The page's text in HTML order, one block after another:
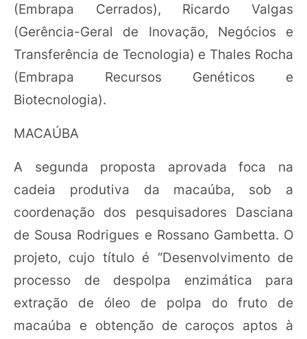
(Embrapa Cerrados), Ricardo Valgas
(Gerência-Geral de Inovação, Negócios e
Transferência de Tecnologia) e Thales Rocha
(Embrapa Recursos Genéticos e
Biotecnologia).
MACAÚBA
A segunda proposta aprovada foca na
cadeia produtiva da macaúba, sob a
coordenação dos pesquisadores Dasciana
de Sousa Rodrigues e Rossano Gambetta. O
projeto, cujo título é “Desenvolvimento de
processo de despolpa enzimática para
extração de óleo de polpa do fruto de
macaúba e obtenção de caroços aptos à